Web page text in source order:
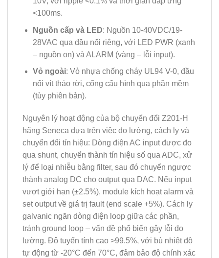
<100ms.
Nguồn cấp và LED: Nguồn 10-40VDC/19-
28VAC qua đầu nối riêng, với LED PWR (xanh
– nguồn on) và ALARM (vàng – lỗi input).
Vỏ ngoài: Vỏ nhựa chống cháy UL94 V-0, đầu
nối vít tháo rời, cổng cấu hình qua phần mềm
(tùy phiên bản).
Nguyên lý hoạt động của bộ chuyển đổi Z201-H
hãng Seneca dựa trên việc đo lường, cách ly và
chuyển đổi tín hiệu: Dòng điện AC input được đo
qua shunt, chuyển thành tín hiệu số qua ADC, xử
lý để loại nhiễu bằng filter, sau đó chuyển ngược
thành analog DC cho output qua DAC. Nếu input
vượt giới hạn (±2.5%), module kích hoạt alarm và
set output về giá trị fault (end scale +5%). Cách ly
galvanic ngăn dòng điện loop giữa các phần,
tránh ground loop – vấn đề phổ biến gây lỗi đo
lường. Độ tuyến tính cao >99.5%, với bù nhiệt độ
tự động từ -20°C đến 70°C, đảm bảo độ chính xác